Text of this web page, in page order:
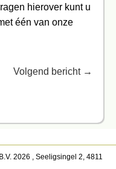
hierover kunt u
één van onze
Volgend bericht →
2026 , Seeligsingel 2, 4811